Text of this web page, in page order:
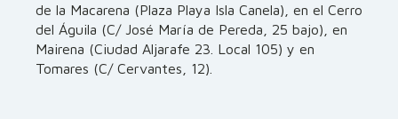
de la Macarena (Plaza Playa Isla Canela), en el Cerro
del Águila (C/ José María de Pereda, 25 bajo), en
Mairena (Ciudad Aljarafe 23. Local 105) y en
Tomares (C/ Cervantes, 12).